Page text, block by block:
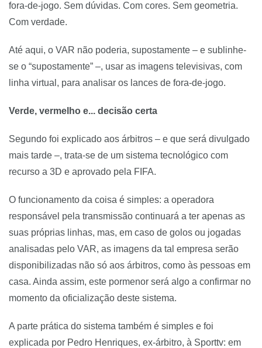
fora-de-jogo. Sem dúvidas. Com cores. Sem geometria.
Com verdade.
Até aqui, o VAR não poderia, supostamente – e sublinhe-
se o “supostamente” –, usar as imagens televisivas, com
linha virtual, para analisar os lances de fora-de-jogo.
Verde, vermelho e... decisão certa
Segundo foi explicado aos árbitros – e que será divulgado
mais tarde –, trata-se de um sistema tecnológico com
recurso a 3D e aprovado pela FIFA.
O funcionamento da coisa é simples: a operadora
responsável pela transmissão continuará a ter apenas as
suas próprias linhas, mas, em caso de golos ou jogadas
analisadas pelo VAR, as imagens da tal empresa serão
disponibilizadas não só aos árbitros, como às pessoas em
casa. Ainda assim, este pormenor será algo a confirmar no
momento da oficialização deste sistema.
A parte prática do sistema também é simples e foi
explicada por Pedro Henriques, ex-árbitro, à Sporttv: em